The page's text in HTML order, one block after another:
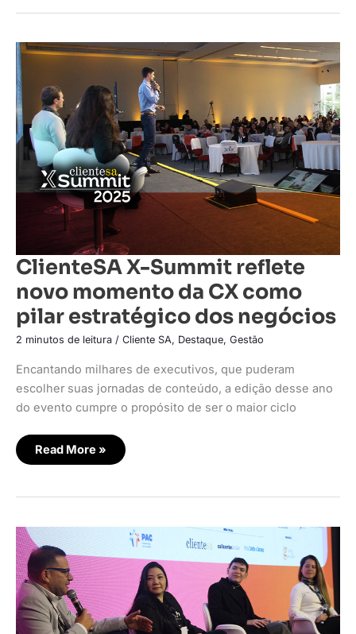
ClienteSA X-Summit reflete
novo momento da CX como
pilar estratégico dos negócios
2 minutos de leitura / Cliente SA, Destaque, Gestão
Encantando milhares de executivos, que puderam
escolher suas jornadas de conteúdo, a edição desse ano
do evento cumpre o propósito de ser o maior ciclo
ClienteSA
X-
novo
momento
da
CX
como
pilar
estratégico
dos
negócios
Read More »
De
que
geração
estamos
falando?